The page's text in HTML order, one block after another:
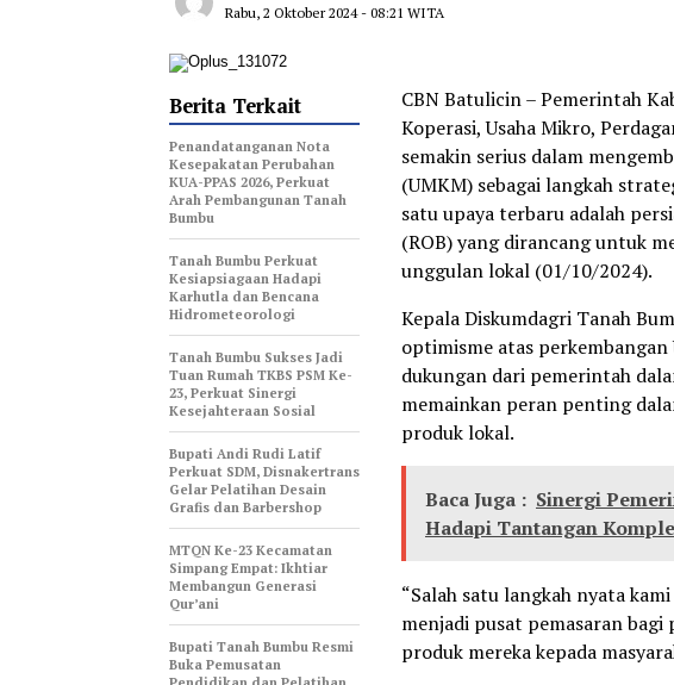
Rabu, 2 Oktober 2024- 08:21 WITA
CBN Batulicin – Pemerintah
Koperasi, Usaha Mikro,
semakin serius dalam
(UMKM) sebagai langkah
satu upaya terbaru adalah
(ROB) yang dirancang untuk
unggulan lokal (01/10/2024).
Kepala Diskumdagri Tanah
optimisme atas
dukungan dari pemerintah
memainkan peran penting
produk lokal.
Baca Juga : Sinergi
Hadapi Tantangan
“Salah satu langkah nyata
menjadi pusat pemasaran
produk mereka kepada
Berita Terkait
Penandatanganan Nota
Kesepakatan Perubahan
KUA-PPAS 2026, Perkuat
Arah Pembangunan Tanah
Bumbu
Tanah Bumbu Perkuat
Kesiapsiagaan Hadapi
Karhutla dan Bencana
Hidrometeorologi
Tanah Bumbu Sukses Jadi
Tuan Rumah TKBS PSM Ke-
23, Perkuat Sinergi
Kesejahteraan Sosial
Bupati Andi Rudi Latif
Perkuat SDM, Disnakertrans
Gelar Pelatihan Desain
Grafis dan Barbershop
MTQN Ke-23 Kecamatan
Simpang Empat: Ikhtiar
Membangun Generasi
Qur’ani
Bupati Tanah Bumbu Resmi
Buka Pemusatan